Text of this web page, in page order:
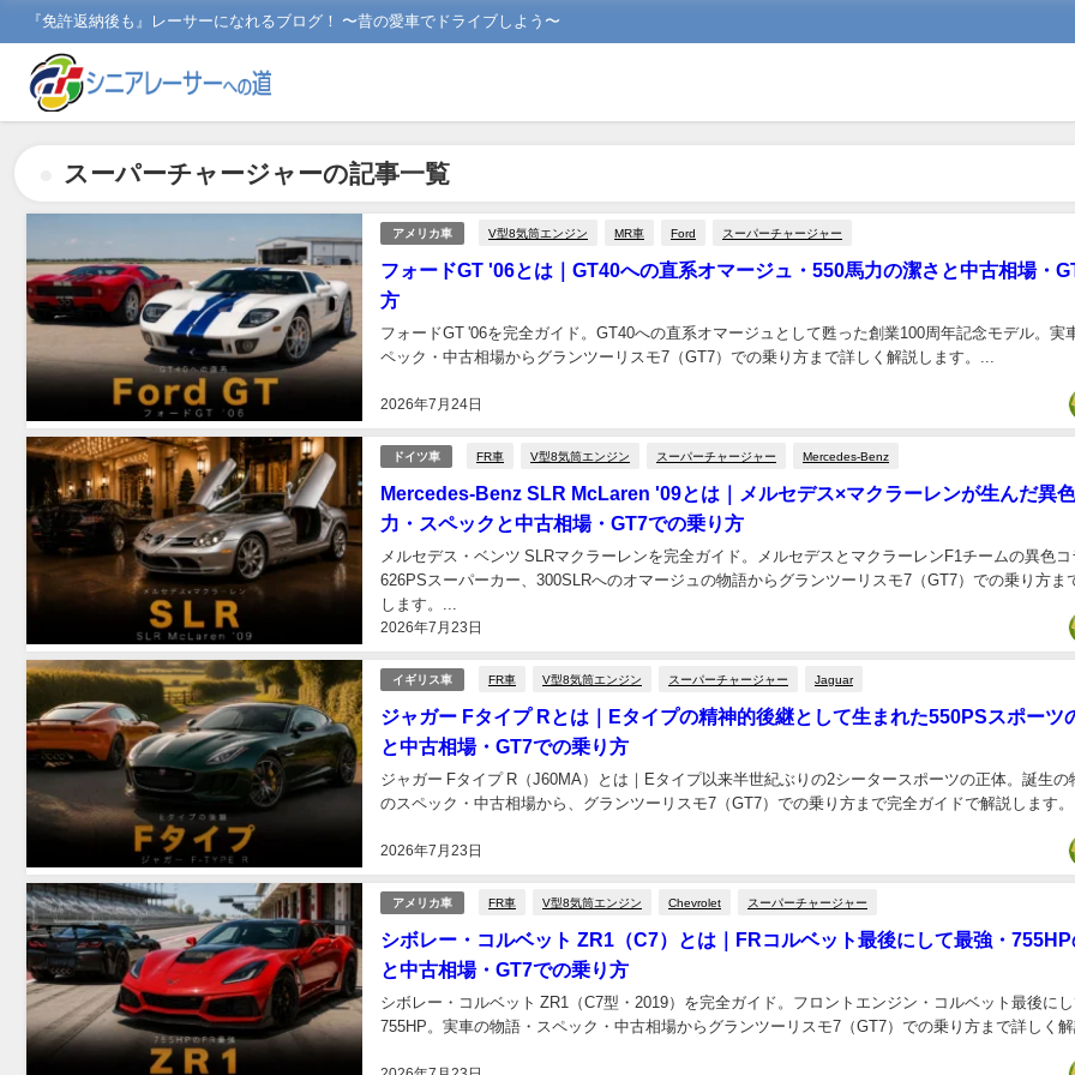
『免許返納後も』レーサーになれるブログ！ 〜昔の愛車でドライブしよう〜
スーパーチャージャーの記事一覧
アメリカ車 V型8気筒エンジン MR車 Ford スーパーチャージャー
フォードGT '06とは｜GT40への直系オマージュ・550馬力の潔さと中古相場・
方
2026年7月24日
フォードGT '06を完全ガイド。GT40への直系オマージュとして甦った創業100周年記念モデル。実
ペック・中古相場からグランツーリスモ7（GT7）での乗り方まで詳しく解説します。...
ドイツ車 FR車 V型8気筒エンジン スーパーチャージャー Mercedes-Benz
Mercedes-Benz SLR McLaren '09とは｜メルセデス×マクラーレンが生んだ異
力・スペックと中古相場・GT7での乗り方
2026年7月23日
メルセデス・ベンツ SLRマクラーレンを完全ガイド。メルセデスとマクラーレンF1チームの異色
626PSスーパーカー、300SLRへのオマージュの物語からグランツーリスモ7（GT7）での乗り方ま
します。...
イギリス車 FR車 V型8気筒エンジン スーパーチャージャー Jaguar
ジャガー Fタイプ Rとは｜Eタイプの精神的後継として生まれた550PSスポーツ
と中古相場・GT7での乗り方
2026年7月23日
ジャガー Fタイプ R（J60MA）とは｜Eタイプ以来半世紀ぶりの2シータースポーツの正体。誕生の
のスペック・中古相場から、グランツーリスモ7（GT7）での乗り方まで完全ガイドで解説します
アメリカ車 FR車 V型8気筒エンジン Chevrolet スーパーチャージャー
シボレー・コルベット ZR1（C7）とは｜FRコルベット最後にして最強・
と中古相場・GT7での乗り方
シボレー・コルベット ZR1（C7型・2019）を完全ガイド。フロントエンジン・コルベット最後に
755HP。実車の物語・スペック・中古相場からグランツーリスモ7（GT7）での乗り方まで詳しく